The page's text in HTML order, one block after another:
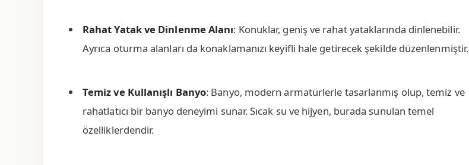
Rahat Yatak ve Dinlenme Alanı: Konuklar, geniş ve rahat yataklarında dinlenebilir.
Ayrıca oturma alanları da konaklamanızı keyifli hale getirecek şekilde düzenlenmiştir.
Temiz ve Kullanışlı Banyo: Banyo, modern armatürlerle tasarlanmış olup, temiz ve
rahatlatıcı bir banyo deneyimi sunar. Sıcak su ve hijyen, burada sunulan temel
özelliklerdendir.